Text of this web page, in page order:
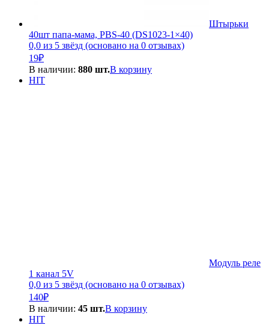
Штырьки
40шт папа-мама, PBS-40 (DS1023-1×40)
0,0 из 5 звёзд (основано на 0 отзывах)
19₽
В наличии: 880 шт.В корзину
HIT
Модуль реле
1 канал 5V
0,0 из 5 звёзд (основано на 0 отзывах)
140₽
В наличии: 45 шт.В корзину
HIT